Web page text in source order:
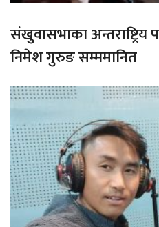
संखुवासभाका
निमेश गुरुङ सम्ममानित